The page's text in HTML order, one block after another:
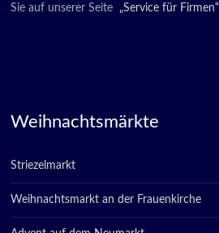
Sie auf unserer Seite
„Service für Firmen“
Weihnachtsmärkte
Striezelmarkt
Weihnachtsmarkt an der Frauenkirche